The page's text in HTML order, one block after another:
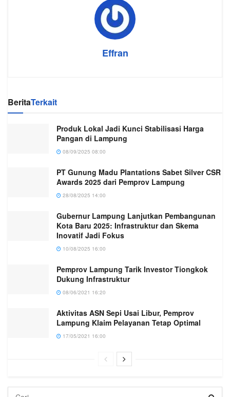
Effran
BeritaTerkait
Produk Lokal Jadi Kunci Stabilisasi Harga
Pangan di Lampung
08/09/2025 08:00
PT Gunung Madu Plantations Sabet Silver CSR
Awards 2025 dari Pemprov Lampung
28/08/2025 14:00
Gubernur Lampung Lanjutkan Pembangunan
Kota Baru 2025: Infrastruktur dan Skema
Inovatif Jadi Fokus
10/08/2025 16:00
Pemprov Lampung Tarik Investor Tiongkok
Dukung Infrastruktur
08/06/2021 16:20
Aktivitas ASN Sepi Usai Libur, Pemprov
Lampung Klaim Pelayanan Tetap Optimal
17/05/2021 16:00